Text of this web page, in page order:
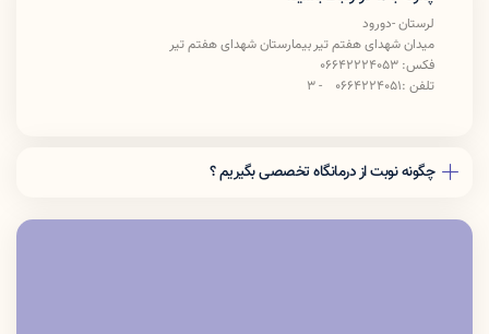
لرستان -دورود
میدان شهدای هفتم تیر بیمارستان شهدای هفتم تیر
فکس: 06642224053
تلفن :0664224051 - 3
چگونه نوبت از درمانگاه تخصصی بگیریم ؟
http://p24.lums.ac.ir/tcs